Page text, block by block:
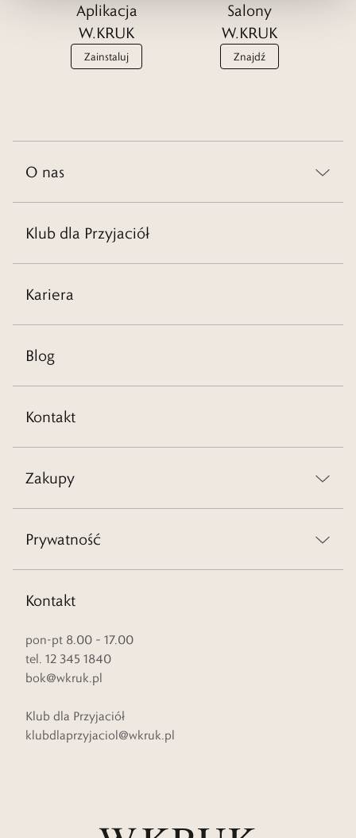
Aplikacja
W.KRUK
Zainstaluj
Salony
W.KRUK
Znajdź
O nas
Klub dla Przyjaciół
Kariera
Blog
Kontakt
Zakupy
Prywatność
Kontakt
pon-pt 8.00 – 17.00
tel. 12 345 1840
bok@wkruk.pl
Klub dla Przyjaciół
klubdlaprzyjaciol@wkruk.pl